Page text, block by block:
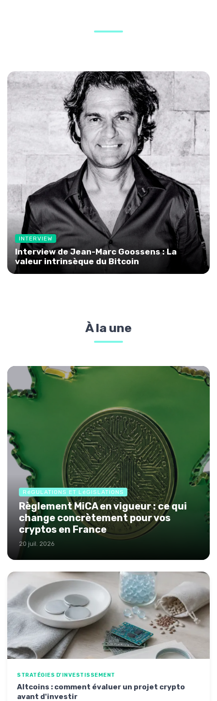
INTERVIEW
Interview de Jean-Marc Goossens : La
valeur intrinsèque du Bitcoin
À la une
RéGULATIONS ET LéGISLATIONS
Règlement MiCA en vigueur : ce qui
change concrètement pour vos
cryptos en France
20 juil. 2026
STRATÉGIES D'INVESTISSEMENT
Altcoins : comment évaluer un projet crypto
avant d'investir